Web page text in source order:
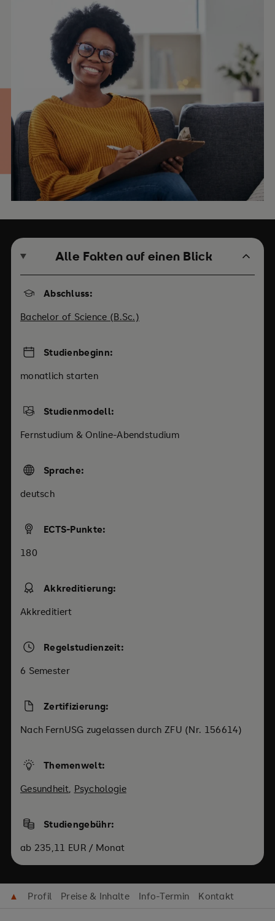
Alle Fakten auf einen Blick
Abschluss:
Bachelor of Science (B.Sc.)
Studienbeginn:
monatlich starten
Studienmodell:
Fernstudium & Online-Abendstudium
Sprache:
deutsch
ECTS-Punkte:
180
Akkreditierung:
Akkreditiert
Regelstudienzeit:
6 Semester
Zertifizierung:
Nach FernUSG zugelassen durch ZFU (Nr. 156614)
Themenwelt:
Gesundheit, Psychologie
Studiengebühr:
ab 235,11 EUR / Monat
▲ Profil Preise & Inhalte Info-Termin Kontakt